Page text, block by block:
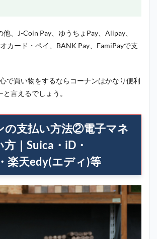
他、J-Coin Pay、ゆうちょPay、Alipay、
カード・ペイ、BANK Pay、FamiPayで支
で買い物をするならコーナンはかなり便利
言えるでしょう。
の支払い方法②電子マネ
｜Suica・iD・
楽天edy(エディ)等